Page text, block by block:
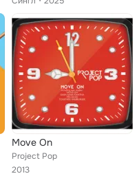
Move On
Project Pop
2013